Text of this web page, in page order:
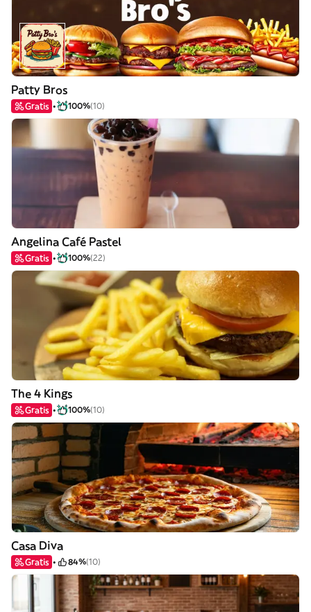
Patty Bros
Gratis 100%(10)
Angelina Café Pastel
Gratis 100%(22)
The 4 Kings
Gratis 100%(10)
Casa Diva
Gratis 84%(10)